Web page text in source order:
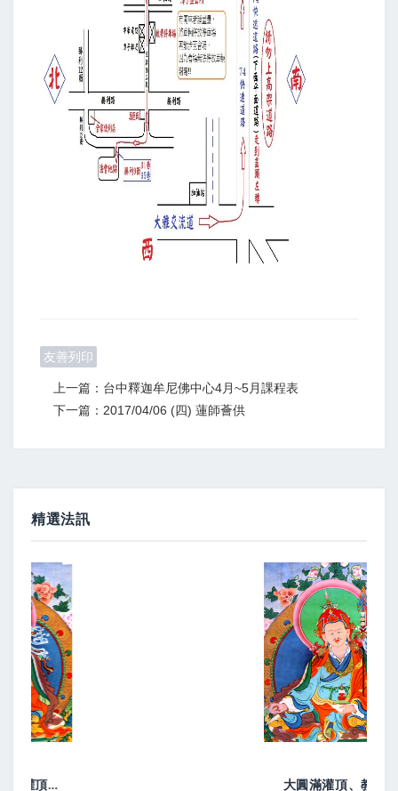
友善列印
上一篇：台中釋迦牟尼佛中心4月~5月課程表
下一篇：2017/04/06 (四) 蓮師薈供
精選法訊
大圓滿灌頂、教學